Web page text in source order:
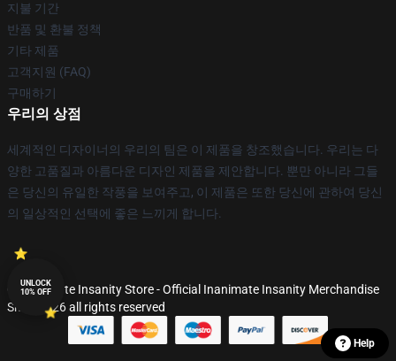
지불 기간
반품 및 환불 정책
기타 제품
고객지원 (FAQ)
구매하기
우리의 상점
세계적인 디자이너의 우리의 팀은 이 제품을 창조했습니다. 우리는 다
양한 고품질과 아름다운 디자인 제품을 제안합니다. 뿐만 아니라 그들
은 당신의 유일한 작풍을 보여주고, 이 제품은 또한 당신에 관하여 당신
의 일상적인 선택에 좋은 느끼게 합니다.
© Inanimate Insanity Store - Official Inanimate Insanity Merchandise
Shop 2026 all rights reserved
UNLOCK
10% OFF
Help